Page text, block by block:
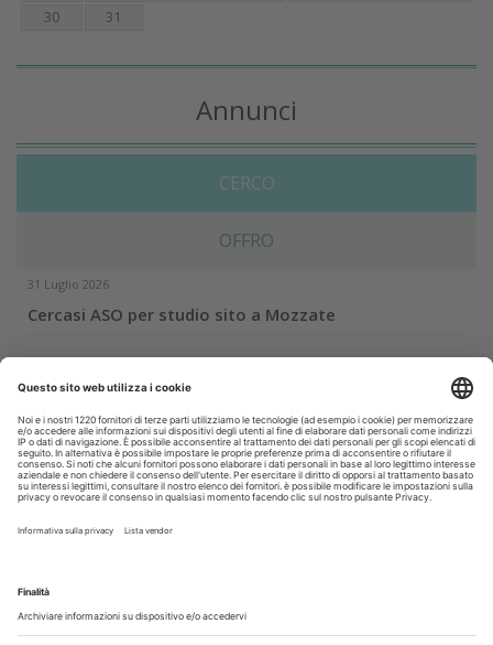
30
31
Annunci
CERCO
OFFRO
31 Luglio 2026
Cercasi ASO per studio sito a Mozzate
Cercasi assistente alla poltrona in Cusago
30 Luglio 2026
Pistoia - studio cerca segretaria